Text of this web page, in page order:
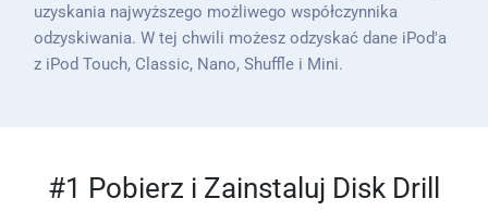
uzyskania najwyższego możliwego współczynnika
odzyskiwania. W tej chwili możesz odzyskać dane iPod'a
z iPod Touch, Classic, Nano, Shuffle i Mini.
#1 Pobierz i Zainstaluj Disk Drill